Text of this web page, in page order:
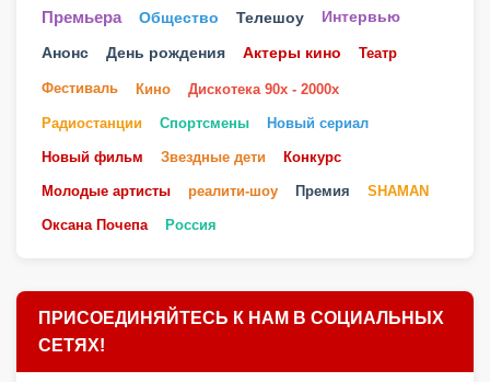
Премьера Общество Телешоу Интервью
Анонс День рождения Актеры кино Театр
Фестиваль Кино Дискотека 90х - 2000х
Радиостанции Спортсмены Новый сериал
Новый фильм Звездные дети Конкурс
Молодые артисты реалити-шоу Премия SHAMAN
Оксана Почепа Россия
ПРИСОЕДИНЯЙТЕСЬ К НАМ В СОЦИАЛЬНЫХ
СЕТЯХ!